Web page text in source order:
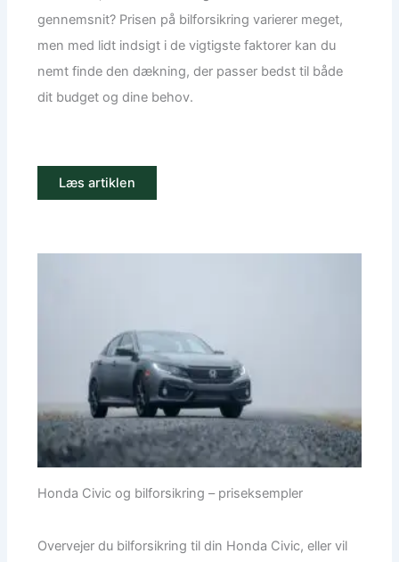
gennemsnit? Prisen på bilforsikring varierer meget,
men med lidt indsigt i de vigtigste faktorer kan du
nemt finde den dækning, der passer bedst til både
dit budget og dine behov.
Læs artiklen
Honda Civic og bilforsikring – priseksempler
Overvejer du bilforsikring til din Honda Civic, eller vil